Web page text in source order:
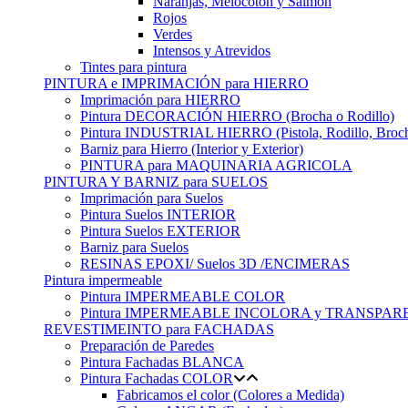
Rojos
Verdes
Intensos y Atrevidos
Tintes para pintura
PINTURA e IMPRIMACIÓN para HIERRO
Imprimación para HIERRO
Pintura DECORACIÓN HIERRO (Brocha o Rodillo)
Pintura INDUSTRIAL HIERRO (Pistola, Rodillo,
Barniz para Hierro (Interior y Exterior)
PINTURA para MAQUINARIA AGRICOLA
PINTURA Y BARNIZ para SUELOS
Imprimación para Suelos
Pintura Suelos INTERIOR
Pintura Suelos EXTERIOR
Barniz para Suelos
RESINAS EPOXI/ Suelos 3D /ENCIMERAS
Pintura impermeable
Pintura IMPERMEABLE COLOR
Pintura IMPERMEABLE INCOLORA y
REVESTIMEINTO para FACHADAS
Preparación de Paredes
Pintura Fachadas BLANCA
Pintura Fachadas COLOR
Fabricamos el color (Colores a Medida)